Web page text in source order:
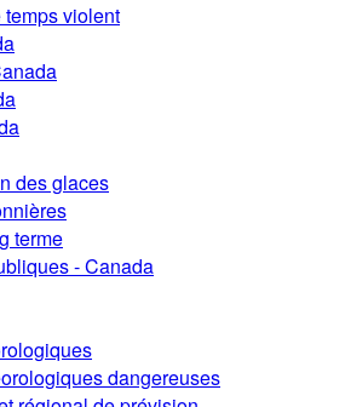
violent
des glaces
terme
- Canada
dangereuses